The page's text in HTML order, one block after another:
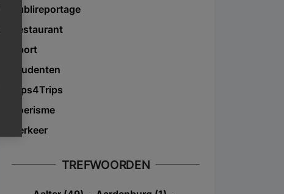
Publireportage
Restaurant
Sport
Studenten
Tips4Trips
Toerisme
Verkeer
TREFWOORDEN